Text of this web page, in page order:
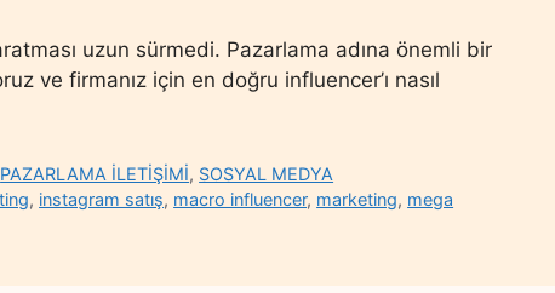
uzun sürmedi. Pazarlama adına önemli bir
ve firmanız için en doğru influencer’ı nasıl
PAZARLAMA İLETİŞİMİ, SOSYAL MEDYA
, instagram satış, macro influencer, marketing, mega